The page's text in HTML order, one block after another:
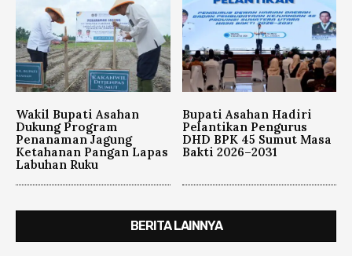
Wakil Bupati Asahan
Dukung Program
Penanaman Jagung
Ketahanan Pangan Lapas
Labuhan Ruku
Bupati Asahan Hadiri
Pelantikan Pengurus
DHD BPK 45 Sumut Masa
Bakti 2026–2031
BERITA LAINNYA